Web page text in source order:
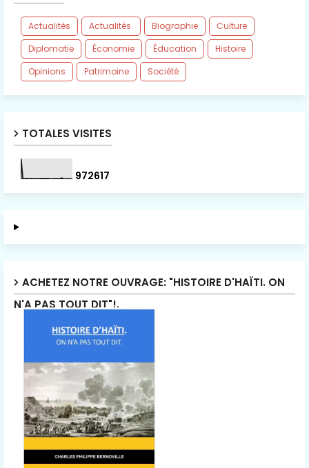
Actualités Actualités. Biographie
Culture
Diplomatie
Économie Éducation
Histoire
Opinions
Patrimoine Société
TOTALES VISITES
972617
ACHETEZ NOTRE OUVRAGE: "HISTOIRE D'HAÏTI. ON
N'A PAS TOUT DIT"!.